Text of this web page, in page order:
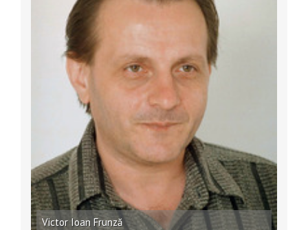
Victor Ioan Frunză